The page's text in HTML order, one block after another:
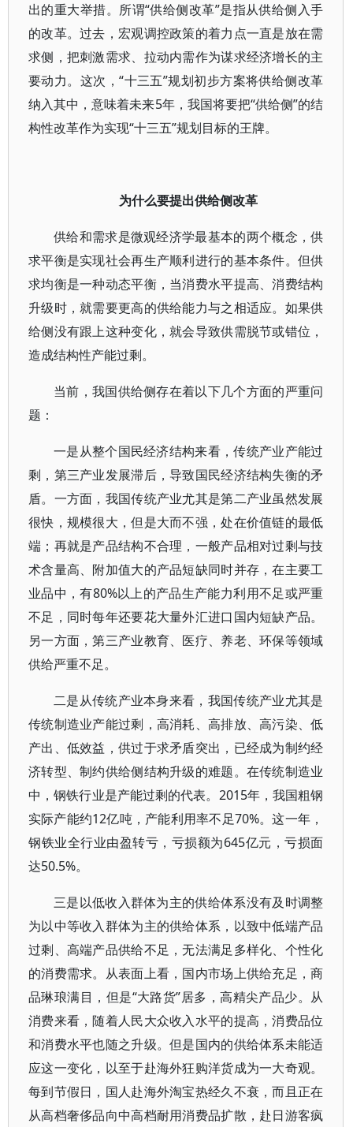
出的重大举措。所谓“供给侧改革”是指从供给侧入手
的改革。过去，宏观调控政策的着力点一直是放在需
求侧，把刺激需求、拉动内需作为谋求经济增长的主
要动力。这次，“十三五”规划初步方案将供给侧改革
纳入其中，意味着未来5年，我国将要把“供给侧”的结
构性改革作为实现“十三五”规划目标的王牌。
为什么要提出供给侧改革
供给和需求是微观经济学最基本的两个概念，供
求平衡是实现社会再生产顺利进行的基本条件。但供
求均衡是一种动态平衡，当消费水平提高、消费结构
升级时，就需要更高的供给能力与之相适应。如果供
给侧没有跟上这种变化，就会导致供需脱节或错位，
造成结构性产能过剩。
当前，我国供给侧存在着以下几个方面的严重问
题：
一是从整个国民经济结构来看，传统产业产能过
剩，第三产业发展滞后，导致国民经济结构失衡的矛
盾。一方面，我国传统产业尤其是第二产业虽然发展
很快，规模很大，但是大而不强，处在价值链的最低
端；再就是产品结构不合理，一般产品相对过剩与技
术含量高、附加值大的产品短缺同时并存，在主要工
业品中，有80%以上的产品生产能力利用不足或严重
不足，同时每年还要花大量外汇进口国内短缺产品。
另一方面，第三产业教育、医疗、养老、环保等领域
供给严重不足。
二是从传统产业本身来看，我国传统产业尤其是
传统制造业产能过剩，高消耗、高排放、高污染、低
产出、低效益，供过于求矛盾突出，已经成为制约经
济转型、制约供给侧结构升级的难题。在传统制造业
中，钢铁行业是产能过剩的代表。2015年，我国粗钢
实际产能约12亿吨，产能利用率不足70%。这一年，
钢铁业全行业由盈转亏，亏损额为645亿元，亏损面
达50.5%。
三是以低收入群体为主的供给体系没有及时调整
为以中等收入群体为主的供给体系，以致中低端产品
过剩、高端产品供给不足，无法满足多样化、个性化
的消费需求。从表面上看，国内市场上供给充足，商
品琳琅满目，但是“大路货”居多，高精尖产品少。从
消费来看，随着人民大众收入水平的提高，消费品位
和消费水平也随之升级。但是国内的供给体系未能适
应这一变化，以至于赴海外狂购洋货成为一大奇观。
每到节假日，国人赴海外淘宝热经久不衰，而且正在
从高档奢侈品向中高档耐用消费品扩散，赴日游客疯